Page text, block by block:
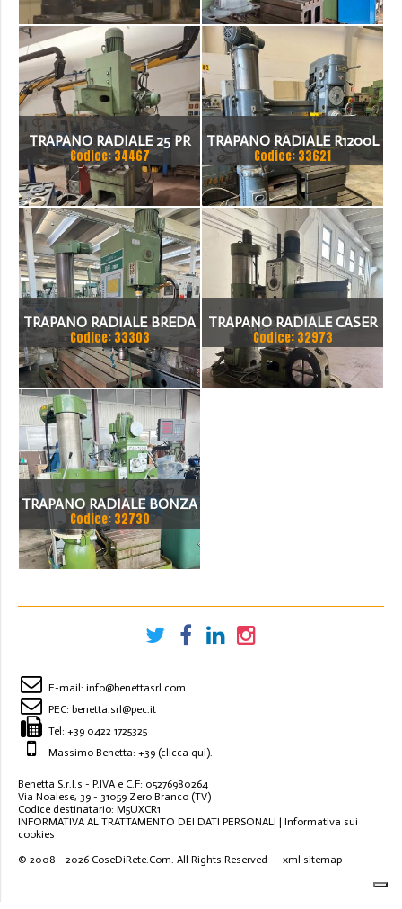
100 MM
TRAPANO RADIALE 25 PR
MECOF
Codice: 34467
TRAPANO RADIALE R1200L
Codice: 33621
TRAPANO RADIALE BREDA
R 55 2000
Codice: 33303
TRAPANO RADIALE CASER
60
Codice: 32973
TRAPANO RADIALE BONZA
CE
Codice: 32730
E-mail: info@benettasrl.com
PEC: benetta.srl@pec.it
Tel: +39 0422 1725325
Massimo Benetta: +39 (clicca qui).
Benetta S.r.l.s - P.IVA e C.F: 05276980264
Via Noalese, 39 - 31059 Zero Branco (TV)
Codice destinatario: M5UXCR1
INFORMATIVA AL TRATTAMENTO DEI DATI PERSONALI | Informativa sui
cookies
© 2008 - 2026 CoseDiRete.Com. All Rights Reserved - xml sitemap